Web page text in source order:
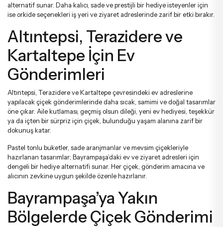
alternatif sunar. Daha kalıcı, sade ve prestijli bir hediye isteyenler için
ise orkideseçenekleri iş yeri ve ziyaret adreslerinde zarif bir etki bırakır.
Altıntepsi, Terazidere ve
Kartaltepe İçin Ev
Gönderimleri
Altıntepsi, Terazidere ve Kartaltepe çevresindeki ev adreslerine
yapılacak çiçek gönderimlerinde daha sıcak, samimi ve doğal tasarımlar
öne çıkar. Aile kutlaması, geçmiş olsun dileği, yeni ev hediyesi, teşekkür
ya da içten bir sürpriz için çiçek, bulunduğu yaşam alanına zarif bir
dokunuş katar.
Pastel tonlu buketler, sade aranjmanlar ve mevsim çiçekleriyle
hazırlanan tasarımlar; Bayrampaşa’daki ev ve ziyaret adresleri için
dengeli bir hediye alternatifi sunar. Her çiçek, gönderim amacına ve
alıcının zevkine uygun şekilde özenle hazırlanır.
Bayrampaşa’ya Yakın
Bölgelerde Çiçek Gönderimi